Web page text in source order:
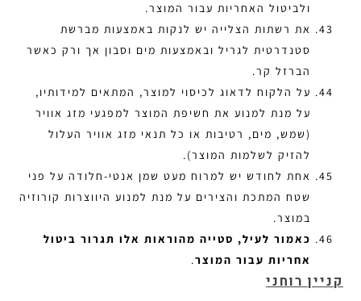
ולביטול האחריות עבור המוצר.
את רשתות הצלייה יש לנקות באמצעות מברשת
סטנדרטית לגריל ובאמצעות מים וסבון אך ורק כאשר
הברזל קר.
על הלקוח לדאוג לכיסוי למוצר, המתאים למידותיו,
על מנת למנוע את חשיפת המוצר למפגעי מזג אוויר
(שמש, מים, רטיבות או כל תנאי מזג אוויר העלול
להזיק לשלמות המוצר).
אחת לחודש יש למרוח מעט שמן אנטי-חלודה על פני
שטח המתכת והצירים על מנת למנוע היווצרות קורוזיה
במוצר.
כאמור לעיל, סטייה מהוראות אלו תגרור ביטול
אחריות עבור המוצר.
קניין רוחני